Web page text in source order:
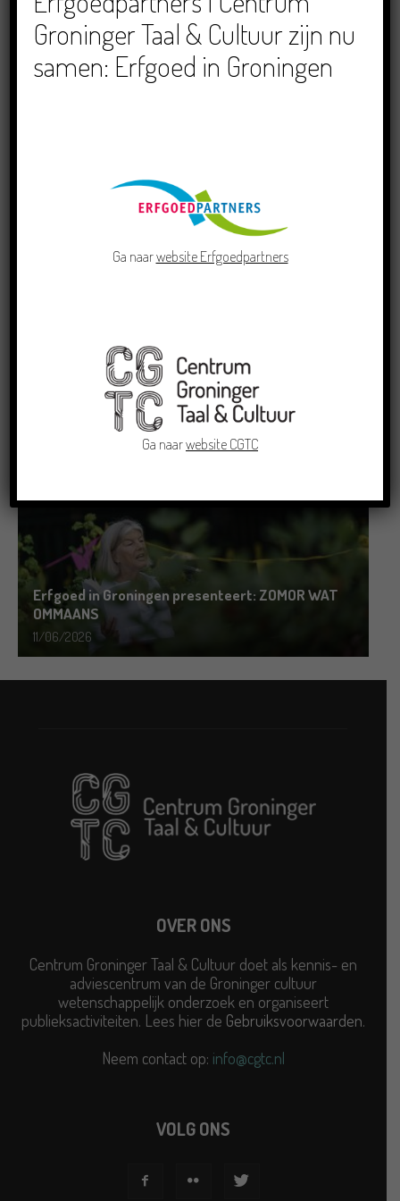
Grensoverschrijdende uitwisseling in Oldenburg
rond het Gronings en Platduits
Erfgoed in Groningen presenteert: ZOMOR WAT
OMMAANS
11/06/2026
OVER ONS
Centrum Groninger Taal & Cultuur doet als kennis- en
adviescentrum van de Groninger cultuur
wetenschappelijk onderzoek en organiseert
publieksactiviteiten. Lees hier de Gebruiksvoorwaarden.
Neem contact op: info@cgtc.nl
VOLG ONS
Groninger Taal & Cultuur zijn nu
samen: Erfgoed in Groningen
Ga naarwebsite Erfgoedpartners
Ga naarwebsite CGTC